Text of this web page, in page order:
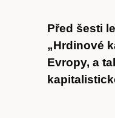
Před šesti
„Hrdinové
Evropy, a